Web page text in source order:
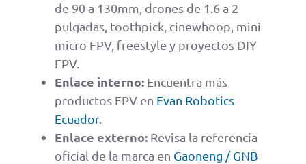
de 90 a 130mm, drones de 1.6 a 2
pulgadas, toothpick, cinewhoop, mini
micro FPV, freestyle y proyectos DIY
FPV.
Enlace interno: Encuentra más
productos FPV en Evan Robotics
Ecuador.
Enlace externo: Revisa la referencia
oficial de la marca en Gaoneng / GNB